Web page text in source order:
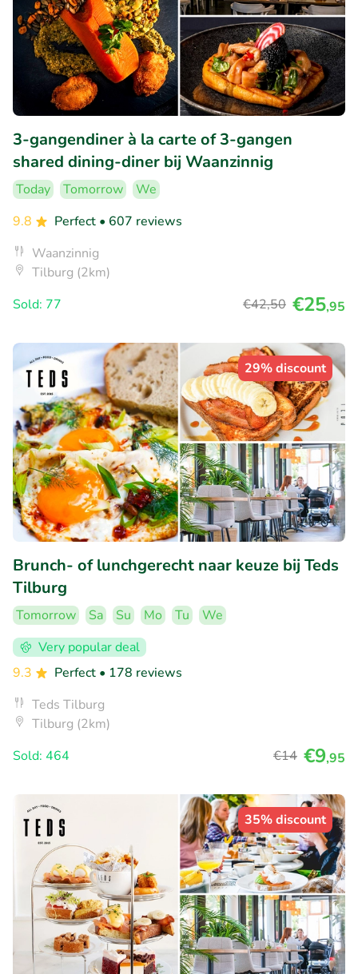
3-gangendiner à la carte of 3-gangen
shared dining-diner bij Waanzinnig
Today Tomorrow
We
9.8
Perfect • 607 reviews
Waanzinnig
Tilburg (2km)
Sold: 77
€42,50 €25,95
29% discount
Brunch- of lunchgerecht naar keuze bij Teds
Tilburg
Tomorrow Sa Su Mo Tu
We
Very popular deal
9.3
Perfect • 178 reviews
Teds Tilburg
Tilburg (2km)
Sold: 464
€14 €9,95
35% discount